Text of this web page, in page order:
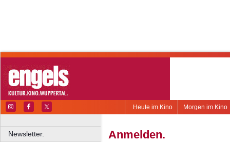
Morgen im Kino
Heute im Kino
Newsletter.
Anmelden.